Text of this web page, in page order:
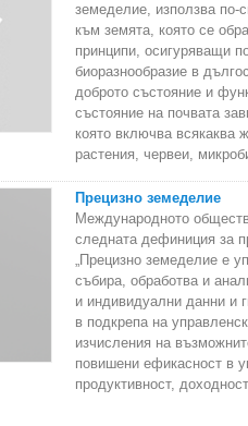
земеделие, използва по-
към земята, която се
принципи, осигуряващи
биоразнообразие в
доброто състояние и
състояние на почвата
която включва всякаква
растения, червеи,
Прецизно земеделие
Международното
следната дефиниция за
„Прецизно земеделие е
събира, обработва и
и индивидуални данни и
в подкрепа на
изчисления на
повишени ефикасност в
продуктивност,